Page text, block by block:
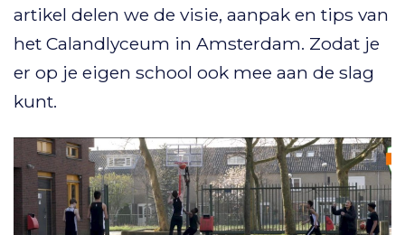
artikel delen we de visie, aanpak en tips van
het Calandlyceum in Amsterdam. Zodat je
er op je eigen school ook mee aan de slag
kunt.